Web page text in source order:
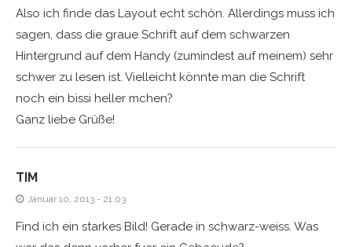
Also ich finde das Layout echt schön. Allerdings muss ich
sagen, dass die graue Schrift auf dem schwarzen
Hintergrund auf dem Handy (zumindest auf meinem) sehr
schwer zu lesen ist. Vielleicht könnte man die Schrift
noch ein bissi heller mchen?
Ganz liebe Grüße!
TIM
Januar 10, 2013 - 21:03
Find ich ein starkes Bild! Gerade in schwarz-weiss. Was